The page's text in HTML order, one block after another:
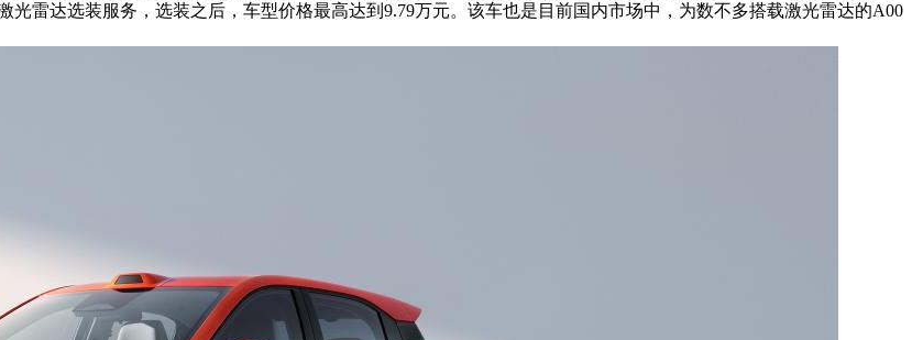
雷达选装服务，选装之后，车型价格最高达到9.79万元。该车也是目前国内市场中，为数不多搭载激光雷达的A00